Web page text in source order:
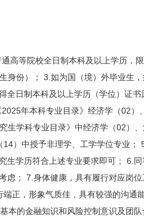
高等院校全日制本科及以上学历，
身份）； 3.如为国（境）外毕业生
全日制本科及以上学历（学位）证书
年本科专业目录》经济学（02）
生学科专业目录》中经济学（02）
14）中授予非理学、工学学位专业；
生学历符合上述专业要求即可； 6.
虑； 7.身体健康，具有履行对应岗
正，形象气质佳，具有较强的沟通
本的金融知识和风险控制意识及团队